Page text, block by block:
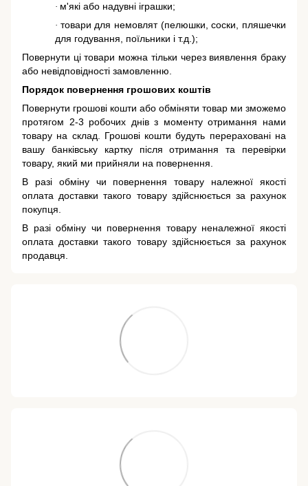
· м'які або надувні іграшки;
· товари для немовлят (пелюшки, соски, пляшечки
для годування, поїльники і т.д.);
Повернути ці товари можна тільки через виявлення браку
або невідповідності замовленню.
Порядок повернення грошових коштів
Повернути грошові кошти або обміняти товар ми зможемо
протягом 2-3 робочих днів з моменту отримання нами
товару на склад. Грошові кошти будуть перераховані на
вашу банківську картку після отримання та перевірки
товару, який ми прийняли на повернення.
В разі обміну чи повернення товару належної якості
оплата доставки такого товару здійснюється за рахунок
покупця.
В разі обміну чи повернення товару неналежної якості
оплата доставки такого товару здійснюється за рахунок
продавця.